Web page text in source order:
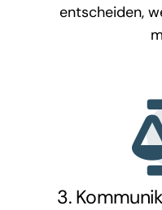
entscheiden,
3.